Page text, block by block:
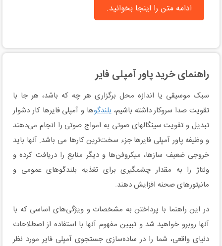
ادامه متن را اینجا بخوانید.
راهنمای خرید پاور آمپلی فایر
سبک موسیقی یا اندازه محل برگزاری هر چه که باشد، هر جا با
تقویت صدا سروکار داشته باشیم، بلندگوها و آمپلی فایرها کار دشوار
تبدیل و تقویت سینگالهای صوتی به امواج صوتی را انجام می‌دهند
و وظیفه پاور آمپلی فایرها جزء سخت‌ترین کارها می باشد. آنها باید
خروجی ضعیف سازها، میکروفن‌ها و دیگر منابع را دریافت کرده و
ولتاژ را به مقدار چشمگیری برای تغذیه بلندگوهای عمومی و
مانیتورهای صحنه افزایش دهند.
در این راهنما با پرداختن به مشخصات و ویژگی‌های اساسی که با
آنها روبرو خواهید شد و تبیین مفهوم آنها با استفاده از اصطلاحات
دنیای واقعی، شما را در ساده‌سازی جستجوی آمپلی فایر مورد نظر